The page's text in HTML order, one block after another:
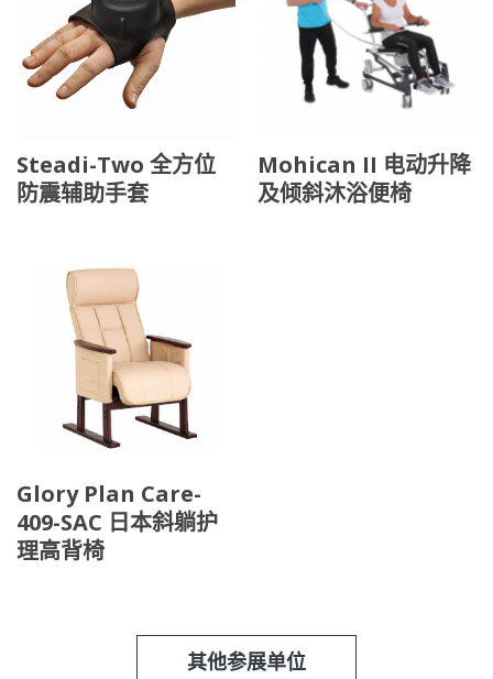
Steadi-Two 全方位
防震辅助手套
Mohican II 电动升降
及倾斜沐浴便椅
Glory Plan Care-
409-SAC 日本斜躺护
理高背椅
其他参展单位